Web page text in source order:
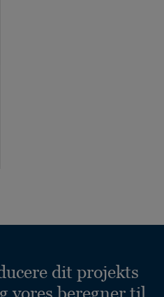
dit projekts
vores beregner til